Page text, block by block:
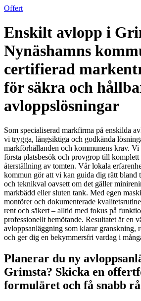
Offert
Enskilt avlopp i
Nynäshamns
certifierad
för säkra och
avloppslösningar
Som specialiserad markfirma på enskilda
vi trygga, långsiktiga och godkända
markförhållanden och kommunens krav. Vi
första platsbesök och provgrop till
återställning av tomten. Vår lokala
kommun gör att vi kan guida dig rätt bland
och teknikval oavsett om det gäller
markbädd eller sluten tank. Med egen
montörer och dokumenterade
rent och säkert – alltid med fokus på
professionellt bemötande. Resultatet är en
avloppsanläggning som klarar granskning,
och ger dig en bekymmersfri vardag i
Planerar du ny
Grimsta? Skicka en
formuläret och få snabb